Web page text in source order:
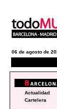
06 de agosto de
Actualidad
Cartelera